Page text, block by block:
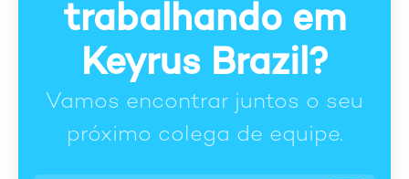
trabalhando em
Keyrus Brazil?
Vamos encontrar juntos o seu
próximo colega de equipe.